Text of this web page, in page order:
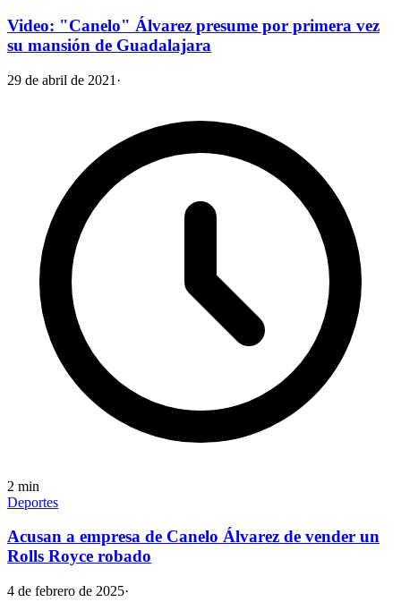
Video: "Canelo" Álvarez presume por primera vez
su mansión de Guadalajara
29 de abril de 2021 ·
2 min
Deportes
Acusan a empresa de Canelo Álvarez de vender un
Rolls Royce robado
4 de febrero de 2025·